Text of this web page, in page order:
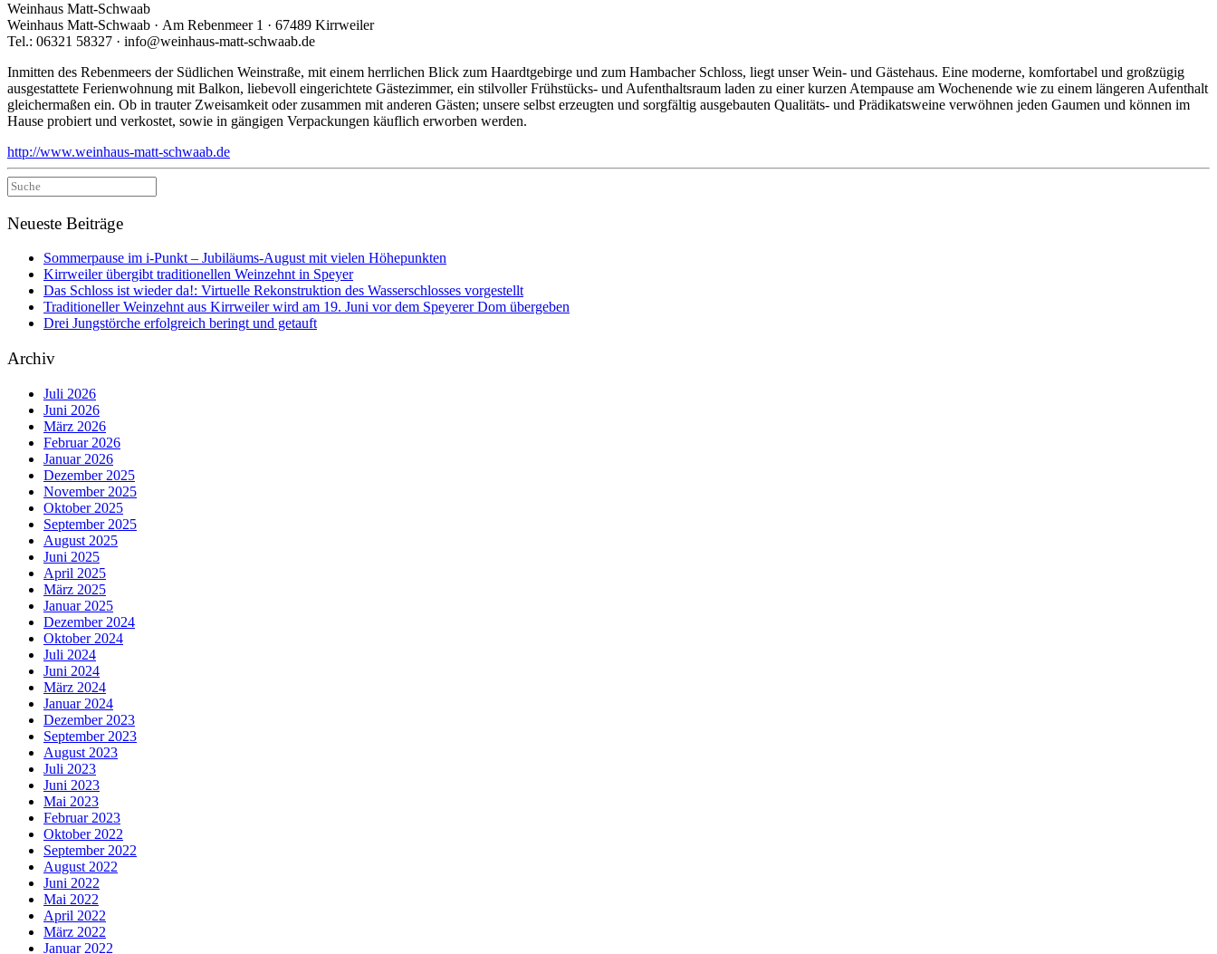
Weinhaus Matt-Schwaab
Weinhaus Matt-Schwaab · Am Rebenmeer 1 · 67489 Kirrweiler
Tel.: 06321 58327 · info@weinhaus-matt-schwaab.de
Inmitten des Rebenmeers der Südlichen Weinstraße, mit einem herrlichen Blick zum Haardtgebirge und zum Hambacher Schloss, liegt unser Wein- und Gästehaus. Eine moderne, komfortabel und großzügig
ausgestattete Ferienwohnung mit Balkon, liebevoll eingerichtete Gästezimmer, ein stilvoller Frühstücks- und Aufenthaltsraum laden zu einer kurzen Atempause am Wochenende wie zu einem längeren Aufenthalt
gleichermaßen ein. Ob in trauter Zweisamkeit oder zusammen mit anderen Gästen; unsere selbst erzeugten und sorgfältig ausgebauten Qualitäts- und Prädikatsweine verwöhnen jeden Gaumen und können im
Hause probiert und verkostet, sowie in gängigen Verpackungen käuflich erworben werden.
http://www.weinhaus-matt-schwaab.de
Suche
nach:
Neueste Beiträge
Sommerpause im i-Punkt – Jubiläums-August mit vielen Höhepunkten
Kirrweiler übergibt traditionellen Weinzehnt in Speyer
Das Schloss ist wieder da!: Virtuelle Rekonstruktion des Wasserschlosses vorgestellt
Traditioneller Weinzehnt aus Kirrweiler wird am 19. Juni vor dem Speyerer Dom übergeben
Drei Jungstörche erfolgreich beringt und getauft
Archiv
Juli 2026
Juni 2026
März 2026
Februar 2026
Januar 2026
Dezember 2025
November 2025
Oktober 2025
September 2025
August 2025
Juni 2025
April 2025
März 2025
Januar 2025
Dezember 2024
Oktober 2024
Juli 2024
Juni 2024
März 2024
Januar 2024
Dezember 2023
September 2023
August 2023
Juli 2023
Juni 2023
Mai 2023
Februar 2023
Oktober 2022
September 2022
August 2022
Juni 2022
Mai 2022
April 2022
März 2022
Januar 2022